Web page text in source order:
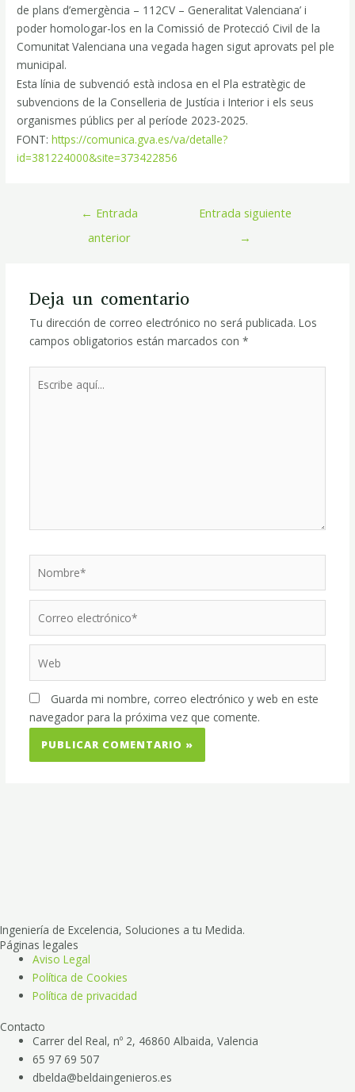
de plans d’emergència – 112CV – Generalitat Valenciana’ i
poder homologar-los en la Comissió de Protecció Civil de la
Comunitat Valenciana una vegada hagen sigut aprovats pel ple
municipal.
Esta línia de subvenció està inclosa en el Pla estratègic de
subvencions de la Conselleria de Justícia i Interior i els seus
organismes públics per al període 2023-2025.
FONT:https://comunica.gva.es/va/detalle?
id=381224000&site=373422856
← Entrada
anterior
Entrada siguiente
→
Deja un comentario
Tu dirección de correo electrónico no será publicada. Los
campos obligatorios están marcados con *
aquí...
electrónico*
Guarda mi nombre, correo electrónico y web en este
navegador para la próxima vez que comente.
Ingeniería de Excelencia, Soluciones a tu Medida.
Páginas legales
Aviso Legal
Política de Cookies
Política de privacidad
Contacto
Carrer del Real, nº 2, 46860 Albaida, Valencia
65 97 69 507
dbelda@beldaingenieros.es